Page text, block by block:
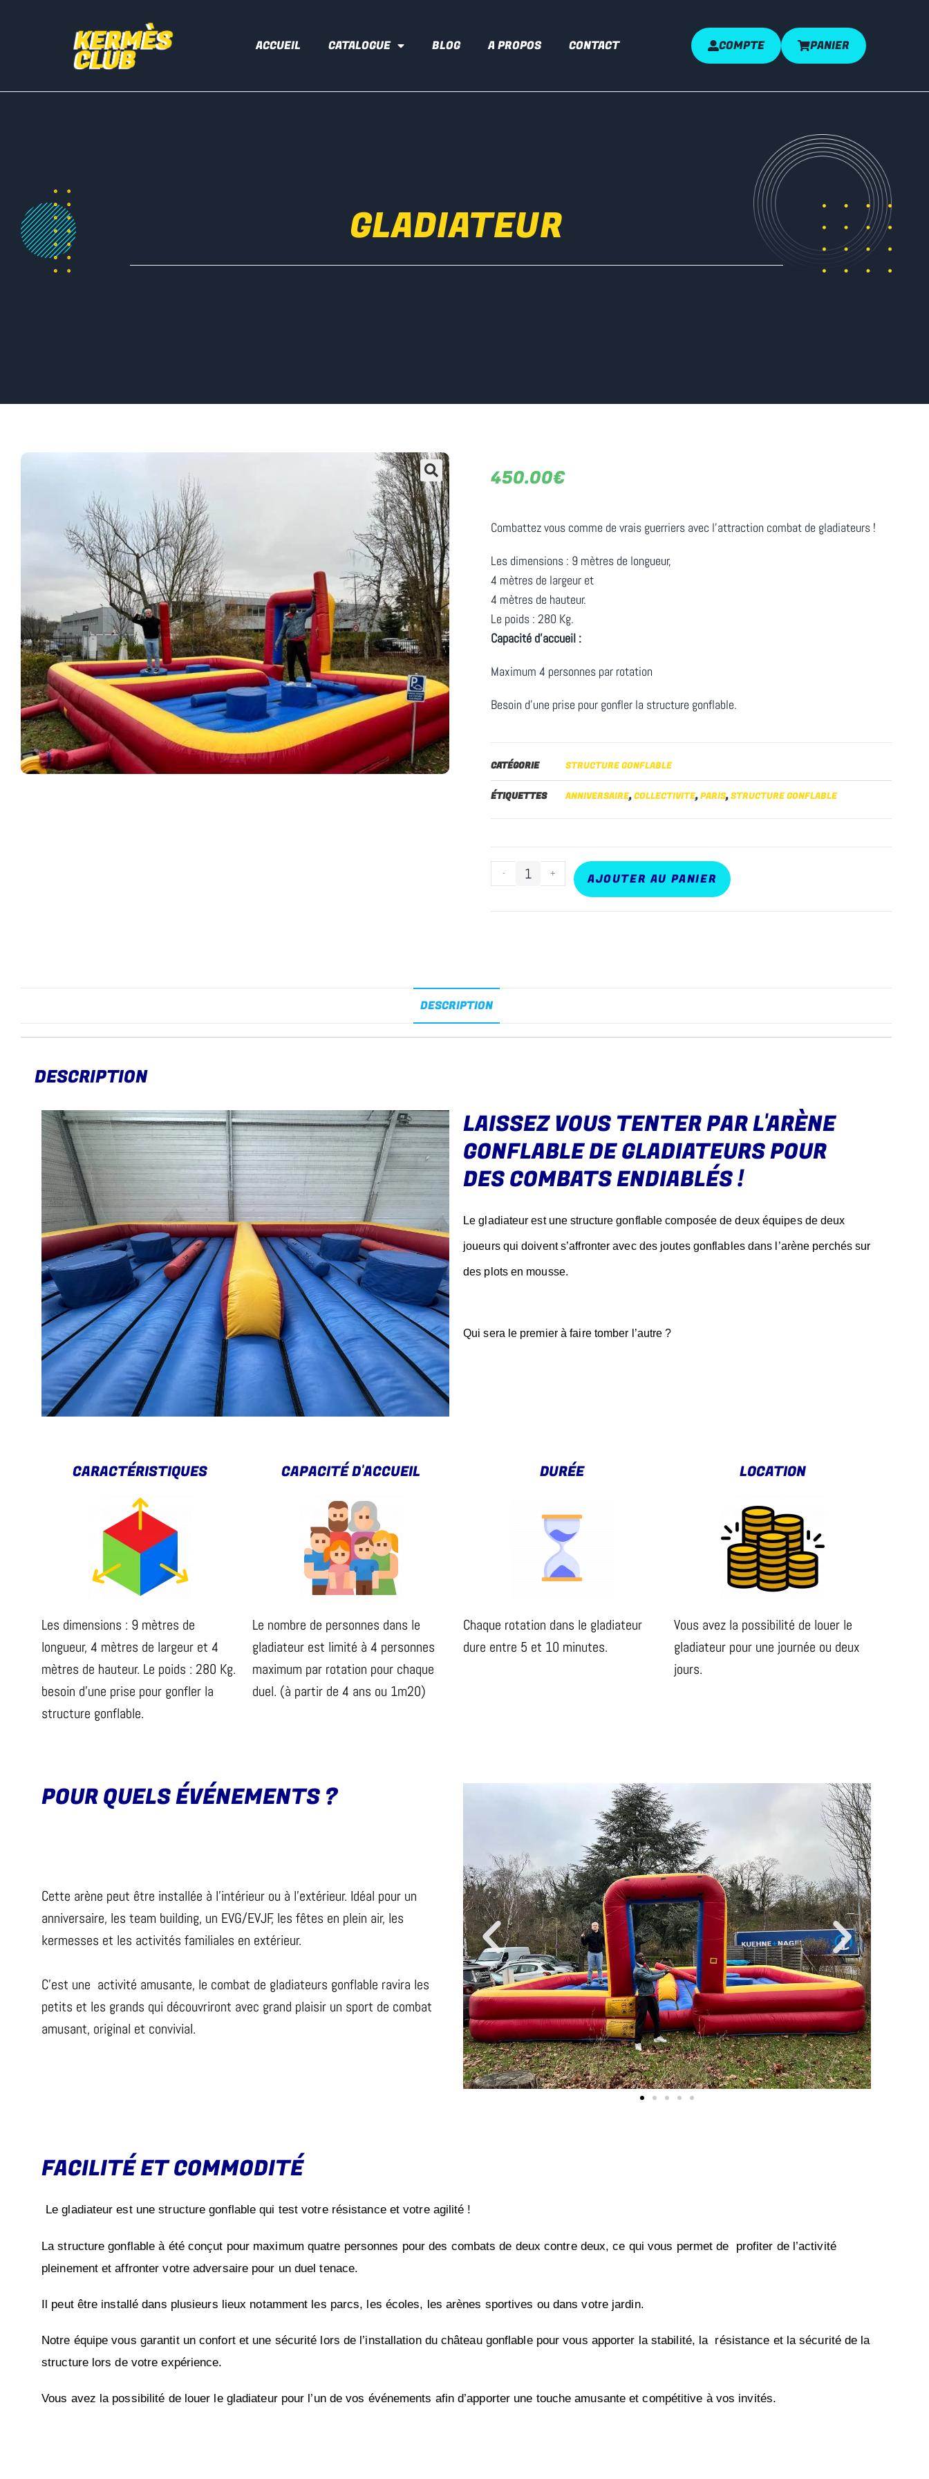
ACCUEIL CATALOGUE BLOG A PROPOS CONTACT COMPTE PANIER
GLADIATEUR
450.00€
Combattez vous comme de vrais guerriers avec l’attraction combat de gladiateurs !
Les dimensions : 9 mètres de longueur,
4 mètres de largeur et
4 mètres de hauteur.
Le poids : 280 Kg.
Capacité d’accueil :
Maximum 4 personnes par rotation
Besoin d’une prise pour gonfler la structure gonflable.
CATÉGORIE STRUCTURE GONFLABLE
ÉTIQUETTES ANNIVERSAIRE,COLLECTIVITE,PARIS,STRUCTURE GONFLABLE
- + AJOUTER AU PANIER
DESCRIPTION
DESCRIPTION
LAISSEZ VOUS TENTER PAR L'ARÈNE
GONFLABLE DE GLADIATEURS POUR
DES COMBATS ENDIABLÉS !
Le gladiateur est une structure gonflable composée de deux équipes de deux
joueurs qui doivent s’affronter avec des joutes gonflables dans l’arène perchés sur
des plots en mousse.
Qui sera le premier à faire tomber l’autre ?
CARACTÉRISTIQUES
Les dimensions : 9 mètres de
longueur, 4 mètres de largeur et 4
mètres de hauteur. Le poids : 280 Kg.
besoin d’une prise pour gonfler la
structure gonflable.
CAPACITÉ D'ACCUEIL
Le nombre de personnes dans le
gladiateur est limité à 4 personnes
maximum par rotation pour chaque
duel. (à partir de 4 ans ou 1m20)
DURÉE
Chaque rotation dans le gladiateur
dure entre 5 et 10 minutes.
LOCATION
Vous avez la possibilité de louer le
gladiateur pour une journée ou deux
jours.
POUR QUELS ÉVÉNEMENTS ?
Cette arène peut être installée à l’intérieur ou à l’extérieur. Idéal pour un
anniversaire, les team building, un EVG/EVJF, les fêtes en plein air, les
kermesses et les activités familiales en extérieur.
C’est une activité amusante, le combat de gladiateurs gonflable ravira les
petits et les grands qui découvriront avec grand plaisir un sport de combat
amusant, original et convivial.
FACILITÉ ET COMMODITÉ
Le gladiateur est une structure gonflable qui test votre résistance et votre agilité !
La structure gonflable à été conçut pour maximum quatre personnes pour des combats de deux contre deux, ce qui vous permet de profiter de l’activité
pleinement et affronter votre adversaire pour un duel tenace.
Il peut être installé dans plusieurs lieux notamment les parcs, les écoles, les arènes sportives ou dans votre jardin.
Notre équipe vous garantit un confort et une sécurité lors de l’installation du château gonflable pour vous apporter la stabilité, la résistance et la sécurité de la
structure lors de votre expérience.
Vous avez la possibilité de louer le gladiateur pour l’un de vos événements afin d’apporter une touche amusante et compétitive à vos invités.